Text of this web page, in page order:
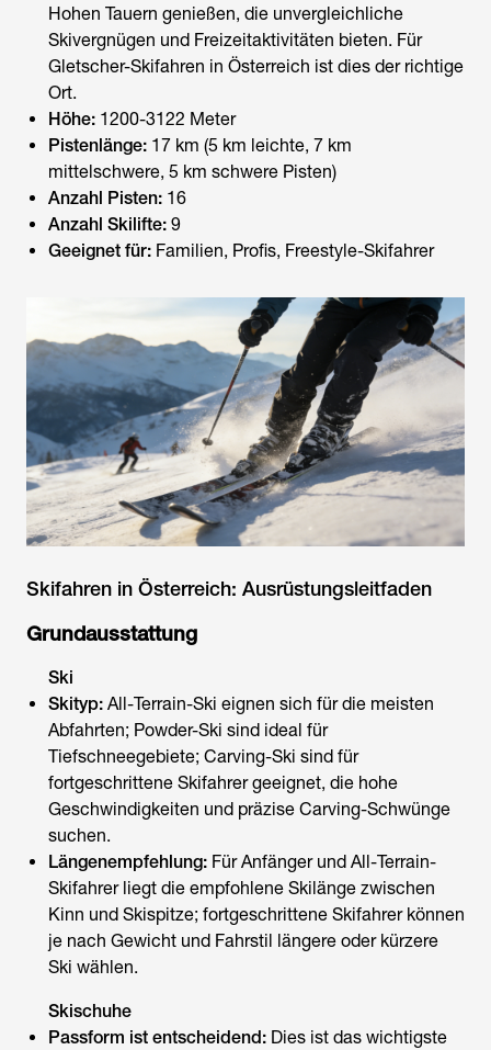
Hohen Tauern genießen, die unvergleichliche
Skivergnügen und Freizeitaktivitäten bieten. Für
Gletscher-Skifahren in Österreich ist dies der richtige
Ort.
Höhe: 1200-3122 Meter
Pistenlänge: 17 km (5 km leichte, 7 km
mittelschwere, 5 km schwere Pisten)
Anzahl Pisten: 16
Anzahl Skilifte: 9
Geeignet für: Familien, Profis, Freestyle-Skifahrer
Skifahren in Österreich: Ausrüstungsleitfaden
Grundausstattung
Ski
Skityp: All-Terrain-Ski eignen sich für die meisten
Abfahrten; Powder-Ski sind ideal für
Tiefschneegebiete; Carving-Ski sind für
fortgeschrittene Skifahrer geeignet, die hohe
Geschwindigkeiten und präzise Carving-Schwünge
suchen.
Längenempfehlung: Für Anfänger und All-Terrain-
Skifahrer liegt die empfohlene Skilänge zwischen
Kinn und Skispitze; fortgeschrittene Skifahrer können
je nach Gewicht und Fahrstil längere oder kürzere
Ski wählen.
Skischuhe
Passform ist entscheidend: Dies ist das wichtigste